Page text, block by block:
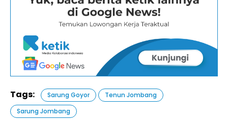
Tags: Sarung Goyor
Tenun Jombang
Sarung Jombang